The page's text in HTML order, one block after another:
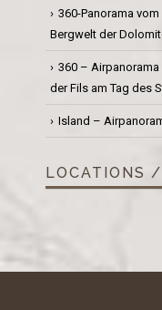
360-Panorama
Bergwelt der
360 –
der Fils am Tag des
Island –
LOCATIONS